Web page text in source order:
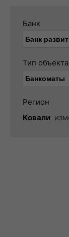
Банк
Тип объекта
Регион
Ковали